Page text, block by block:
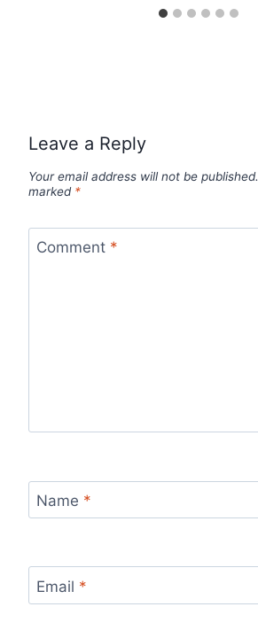
Leave a Reply
Your email address will not be published.
marked *
Comment *
Name *
Email *